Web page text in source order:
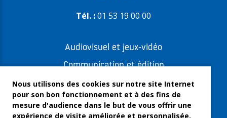
Tél. :01 53 19 00 00
Audiovisuel et jeux-vidéo
Communication et édition
Freelances et artistes-auteurs
Musique et spectacles
Nous utilisons des cookies sur notre site Internet
pour son bon fonctionnement et à des fins de
mesure d'audience dans le but de vous offrir une
expérience de visite améliorée et personnalisée.